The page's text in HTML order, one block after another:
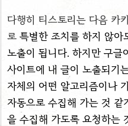
다행히 티스토리는 다음 카
로 특별한 조치를 하지 않아
노출이 됩니다. 하지만 구글
사이트에 내 글이 노출되기
자체의 어떤 알고리즘이나
자동으로 수집해 가는 것
을 수집해 가도록 요청하는